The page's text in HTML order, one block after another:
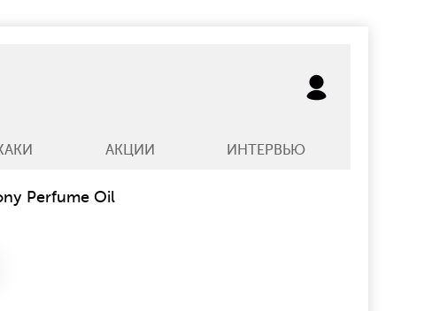
АКЦИИ ИНТЕРВЬЮ
Perfume Oil